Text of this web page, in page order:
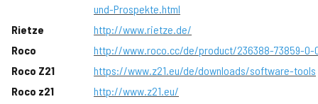
und-Prospekte.html
Rietze
http://www.rietze.de/
Roco
http://www.roco.cc/de/product/236388-73859-
Roco Z21
https://www.z21.eu/de/downloads/software-tools
Roco z21
http://www.z21.eu/